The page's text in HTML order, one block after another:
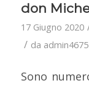
don
17 Giugno 2020
/ da admin4675
Sono